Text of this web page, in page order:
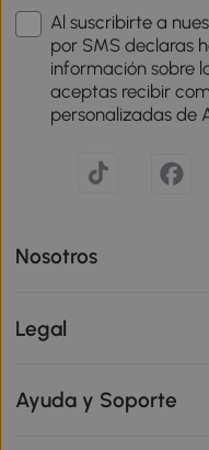
Al suscribirte a
por SMS declaras
información sobre
aceptas recibir
personalizadas de
Nosotros
Legal
Ayuda y Soporte